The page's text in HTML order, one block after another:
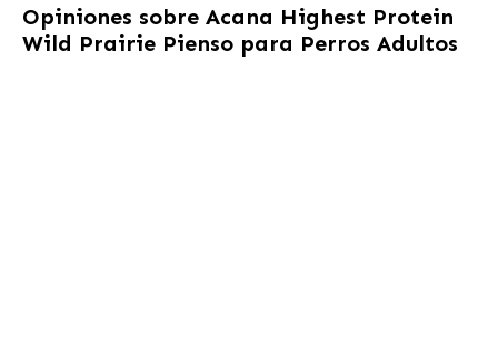
Opiniones sobre Acana Highest Protein
Wild Prairie Pienso para Perros Adultos